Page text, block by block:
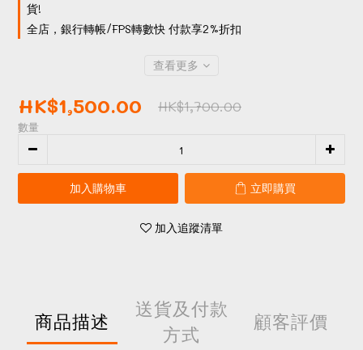
貨!
全店，銀行轉帳/FPS轉數快 付款享2%折扣
查看更多
HK$1,500.00 HK$1,700.00
數量
加入購物車 立即購買
加入追蹤清單
商品描述
送貨及付款
方式
顧客評價